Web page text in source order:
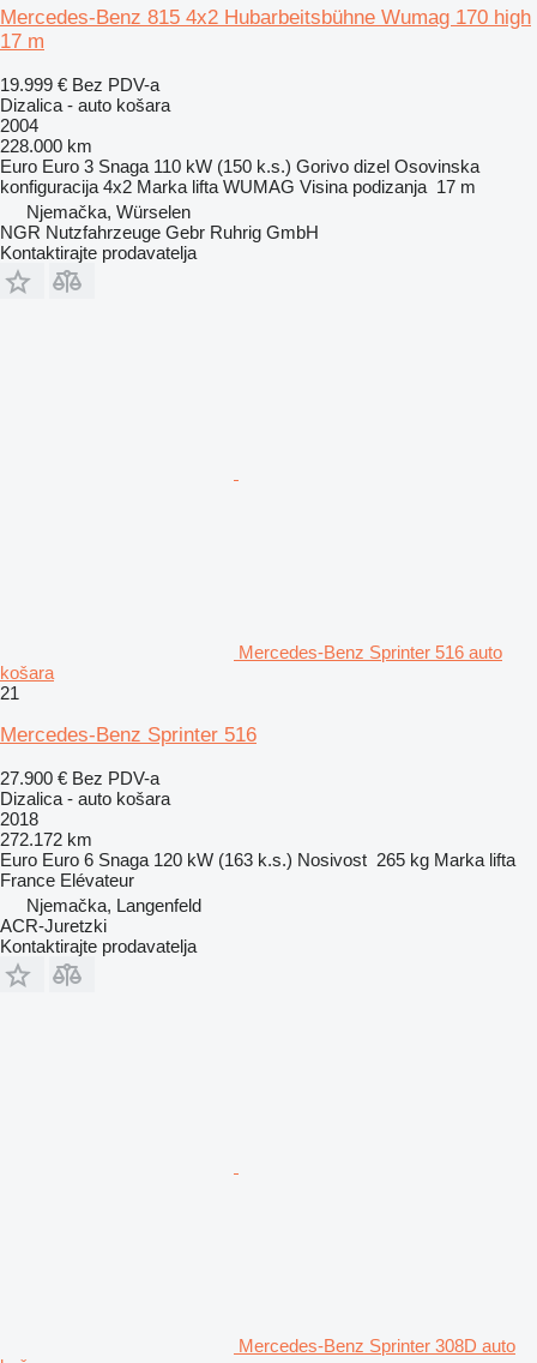
Mercedes-Benz 815 4x2 Hubarbeitsbühne Wumag 170 high
17 m
19.999 € Bez PDV-a
Dizalica - auto košara
2004
228.000 km
Euro Euro 3 Snaga 110 kW (150 k.s.) Gorivo dizel Osovinska
konfiguracija 4x2 Marka lifta WUMAG Visina podizanja 17 m
Njemačka, Würselen
NGR Nutzfahrzeuge Gebr Ruhrig GmbH
Kontaktirajte prodavatelja
Mercedes-Benz Sprinter 516 auto
košara
21
Mercedes-Benz Sprinter 516
27.900 € Bez PDV-a
Dizalica - auto košara
2018
272.172 km
Euro Euro 6 Snaga 120 kW (163 k.s.) Nosivost 265 kg Marka lifta
France Elévateur
Njemačka, Langenfeld
ACR-Juretzki
Kontaktirajte prodavatelja
Mercedes-Benz Sprinter 308D auto